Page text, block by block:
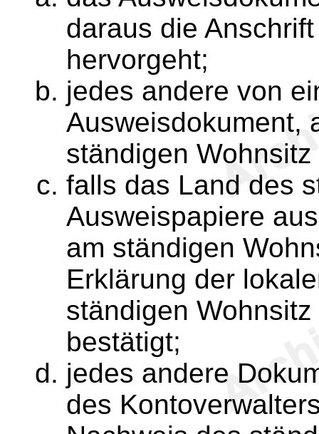
daraus die
hervorgeht;
jedes andere von
Ausweisdokument,
ständigen
falls das Land des
Ausweispapiere
am ständigen
Erklärung der
ständigen
bestätigt;
jedes andere
des